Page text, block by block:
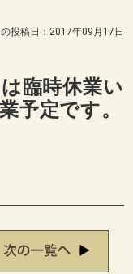
投稿日：2017年09月17日
臨時休業い
予定です。